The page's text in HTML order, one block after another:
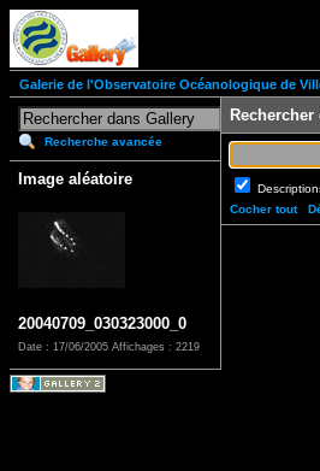
Galerie de l'Observatoire Océanologique de
Recherche avancée
Image aléatoire
20040709_030323000_0
Date : 17/06/2005 Affichages : 2219
Cocher tout